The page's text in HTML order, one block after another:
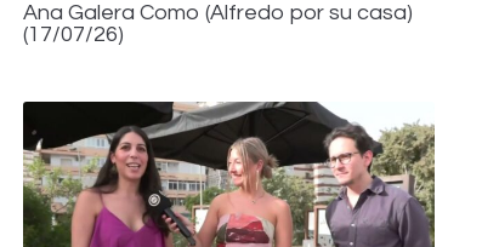
Ana Galera Como (Alfredo por su casa)
(17/07/26)